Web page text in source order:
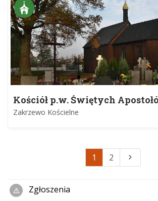
Kościół p.w. Świętych
Zakrzewo Kościelne
1 2
Zgłoszenia